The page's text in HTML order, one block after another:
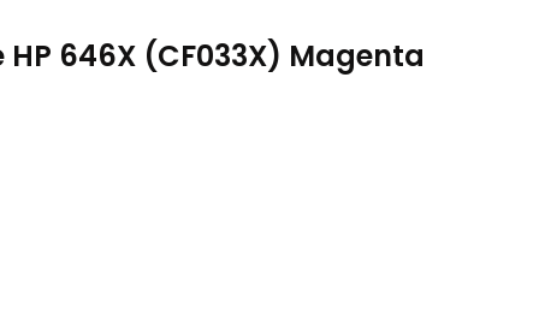
646X (CF033X) Magenta